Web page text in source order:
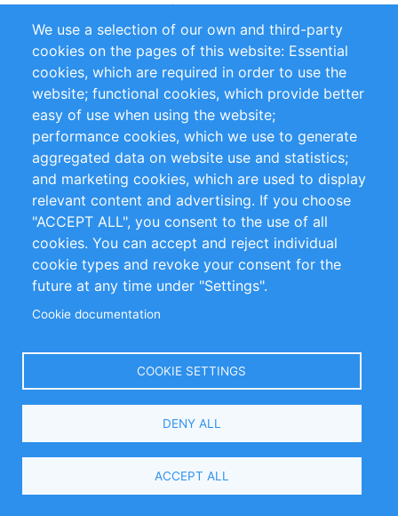
zu dem Thema zu führen. Solange es aber
keine Debatte über dieses kaputte System
gibt, werden die Steuern so bleiben, wie sie
sind: unangemessen und ungerecht.
Image Credit:supawat bursuk on Shutterstock(licensed image - copyright)
Currently trending in USA
Executive / Senior Industry Job
RWI – Leibniz-Institut für
Wirtschaftsforschung inEssen,
Assistant Professor / Lecturer Job
We use a selection of our own and third-party
cookies on the pages of this website: Essential
cookies, which are required in order to use the
website; functional cookies, which provide better
easy of use when using the website;
performance cookies, which we use to generate
aggregated data on website use and statistics;
and marketing cookies, which are used to display
relevant content and advertising. If you choose
"ACCEPT ALL", you consent to the use of all
cookies. You can accept and reject individual
cookie types and revoke your consent for the
future at any time under "Settings".
Cookie documentation
COOKIE SETTINGS
DENY ALL
ACCEPT ALL